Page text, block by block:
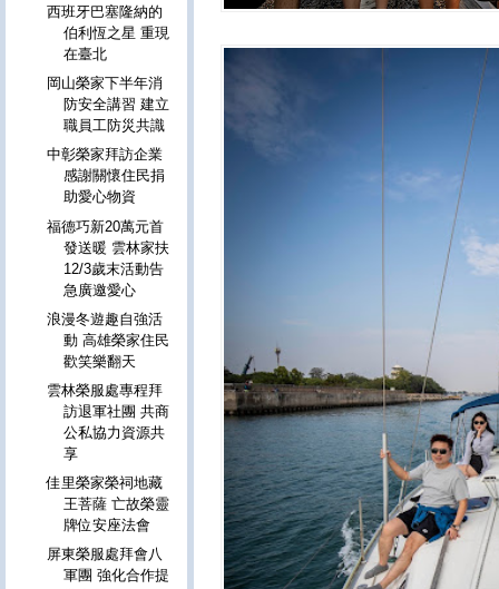
西班牙巴塞隆納的
伯利恆之星 重現
在臺北
岡山榮家下半年消
防安全講習 建立
職員工防災共識
中彰榮家拜訪企業
感謝關懷住民捐
助愛心物資
福德巧新20萬元首
發送暖 雲林家扶
12/3歲末活動告
急廣邀愛心
浪漫冬遊趣自強活
動 高雄榮家住民
歡笑樂翻天
雲林榮服處專程拜
訪退軍社團 共商
公私協力資源共
享
佳里榮家榮祠地藏
王菩薩 亡故榮靈
牌位安座法會
屏東榮服處拜會八
軍團 強化合作提